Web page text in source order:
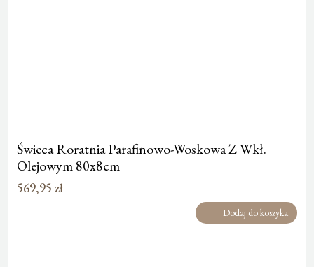
Świeca Roratnia Parafinowo-Woskowa Z Wkł.
Olejowym 80x8cm
569,95 zł
Dodaj do koszyka